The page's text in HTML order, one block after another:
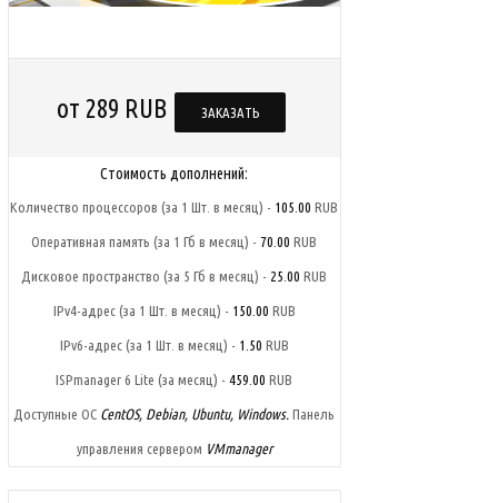
от 289 RUB ЗАКАЗАТЬ
Стоимость дополнений:
Количество процессоров (за 1 Шт. в месяц) - 105.00 RUB
Оперативная память (за 1 Гб в месяц) -70.00 RUB
Дисковое пространство (за 5 Гб в месяц) - 25.00 RUB
IPv4-адрес (за 1 Шт. в месяц) - 150.00 RUB
IPv6-адрес (за 1 Шт. в месяц) - 1.50 RUB
ISPmanager 6 Lite (за месяц) -459.00 RUB
Доступные ОС CentOS, Debian, Ubuntu, Windows.Панель
управления сервером VMmanager